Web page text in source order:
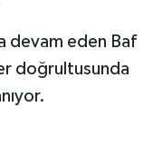
devam eden Baf
doğrultusunda